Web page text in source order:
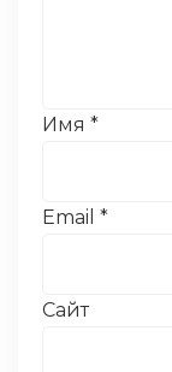
Имя *
Email *
Сайт